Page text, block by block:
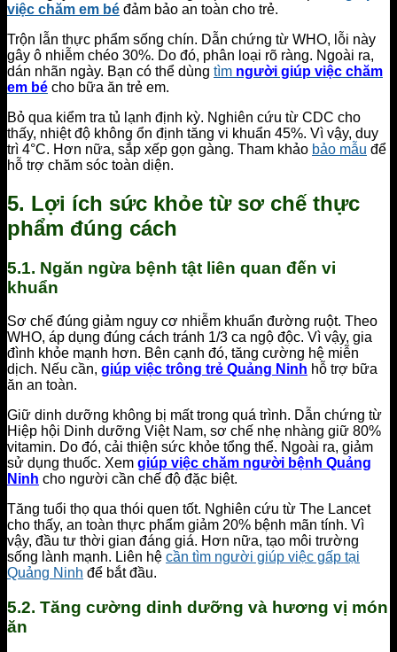
việc chăm em bé đảm bảo an toàn cho trẻ.
Trộn lẫn thực phẩm sống chín. Dẫn chứng từ WHO, lỗi này
gây ô nhiễm chéo 30%. Do đó, phân loại rõ ràng. Ngoài ra,
dán nhãn ngày. Bạn có thể dùng tìm người giúp việc chăm
em bé cho bữa ăn trẻ em.
Bỏ qua kiểm tra tủ lạnh định kỳ. Nghiên cứu từ CDC cho
thấy, nhiệt độ không ổn định tăng vi khuẩn 45%. Vì vậy, duy
trì 4°C. Hơn nữa, sắp xếp gọn gàng. Tham khảo bảo mẫu để
hỗ trợ chăm sóc toàn diện.
5. Lợi ích sức khỏe từ sơ chế thực
phẩm đúng cách
5.1. Ngăn ngừa bệnh tật liên quan đến vi
khuẩn
Sơ chế đúng giảm nguy cơ nhiễm khuẩn đường ruột. Theo
WHO, áp dụng đúng cách tránh 1/3 ca ngộ độc. Vì vậy, gia
đình khỏe mạnh hơn. Bên cạnh đó, tăng cường hệ miễn
dịch. Nếu cần, giúp việc trông trẻ Quảng Ninh hỗ trợ bữa
ăn an toàn.
Giữ dinh dưỡng không bị mất trong quá trình. Dẫn chứng từ
Hiệp hội Dinh dưỡng Việt Nam, sơ chế nhẹ nhàng giữ 80%
vitamin. Do đó, cải thiện sức khỏe tổng thể. Ngoài ra, giảm
sử dụng thuốc. Xem giúp việc chăm người bệnh Quảng
Ninh cho người cần chế độ đặc biệt.
Tăng tuổi thọ qua thói quen tốt. Nghiên cứu từ The Lancet
cho thấy, an toàn thực phẩm giảm 20% bệnh mãn tính. Vì
vậy, đầu tư thời gian đáng giá. Hơn nữa, tạo môi trường
sống lành mạnh. Liên hệ cần tìm người giúp việc gấp tại
Quảng Ninh để bắt đầu.
5.2. Tăng cường dinh dưỡng và hương vị món
ăn